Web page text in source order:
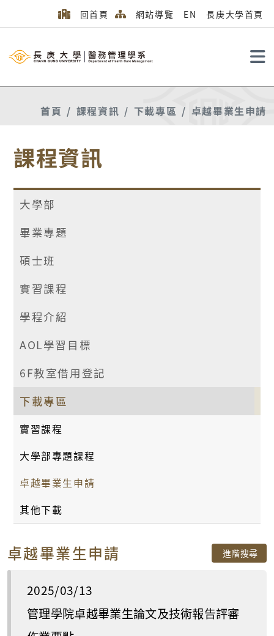
回首頁 網站導覽 EN 長庚大學首頁
首頁 課程資訊 下載專區 卓越畢業生申請
課程資訊
大學部
畢業專題
碩士班
實習課程
學程介紹
AOL學習目標
6F教室借用登記
下載專區
實習課程
大學部專題課程
卓越畢業生申請
其他下載
卓越畢業生申請 進階搜尋
2025/03/13
管理學院卓越畢業生論文及技術報告評審